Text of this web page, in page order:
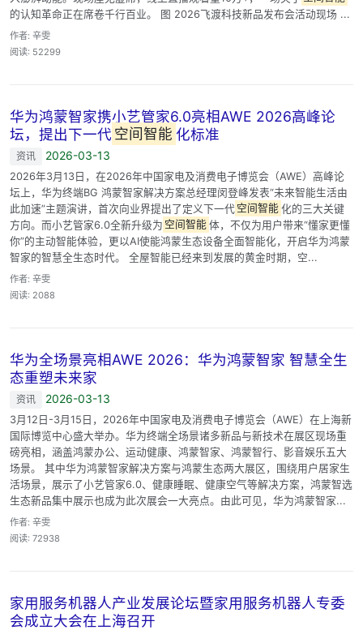
的认知革命正在席卷千行百业。 图 2026飞渡科技新品发布会活动现场 ...
作者: 辛雯
阅读: 52299
华为鸿蒙智家携小艺管家6.0亮相AWE 2026高峰论
坛，提出下一代 空间智能 化标准
资讯 2026-03-13
2026年3月13日，在2026年中国家电及消费电子博览会（AWE）高峰论
坛上，华为终端BG 鸿蒙智家解决方案总经理闵登峰发表“未来智能生活由
此加速”主题演讲，首次向业界提出了定义下一代 空间智能 化的三大关键
方向。而小艺管家6.0全新升级为 空间智能 体，不仅为用户带来“懂家更懂
你”的主动智能体验，更以AI使能鸿蒙生态设备全面智能化，开启华为鸿蒙
智家的智慧全生态时代。 全屋智能已经来到发展的黄金时期，空...
作者: 辛雯
阅读: 2088
华为全场景亮相AWE 2026：华为鸿蒙智家 智慧全生
态重塑未来家
资讯 2026-03-13
3月12日-3月15日，2026年中国家电及消费电子博览会（AWE）在上海新
国际博览中心盛大举办。华为终端全场景诸多新品与新技术在展区现场重
磅亮相，涵盖鸿蒙办公、运动健康、鸿蒙智家、鸿蒙智行、影音娱乐五大
场景。 其中华为鸿蒙智家解决方案与鸿蒙生态两大展区，围绕用户居家生
活场景，展示了小艺管家6.0、健康睡眠、健康空气等解决方案，鸿蒙智选
生态新品集中展示也成为此次展会一大亮点。由此可见，华为鸿蒙智家...
作者: 辛雯
阅读: 72938
家用服务机器人产业发展论坛暨家用服务机器人专委
会成立大会在上海召开